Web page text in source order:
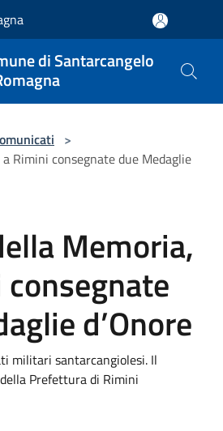
di Santarcangelo
>
Rimini consegnate due Medaglie
Memoria,
d’Onore
militari santarcangiolesi. Il
Prefettura di Rimini